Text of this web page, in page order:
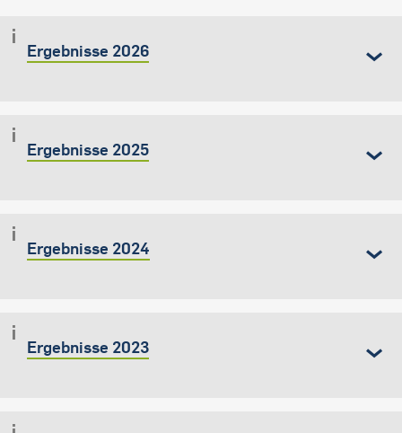
Ergebnisse 2026
Ergebnisse 2025
Ergebnisse 2024
Ergebnisse 2023